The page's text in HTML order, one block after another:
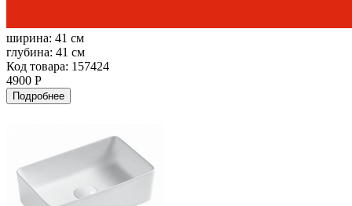
ширина: 41 см
глубина: 41 см
Код товара: 157424
4900 Р
Подробнее